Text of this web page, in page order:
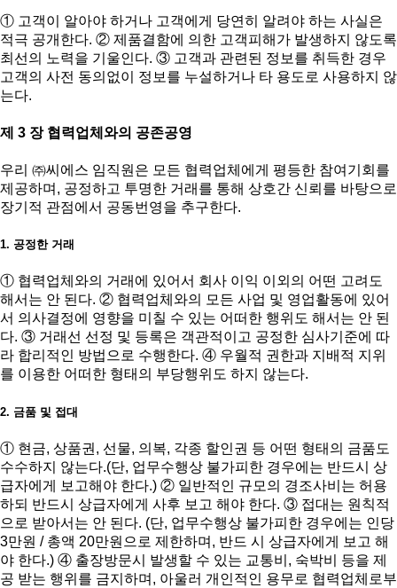
① 고객이 알아야 하거나 고객에게 당연히 알려야 하는 사실은
적극 공개한다. ② 제품결함에 의한 고객피해가 발생하지 않도록
최선의 노력을 기울인다. ③ 고객과 관련된 정보를 취득한 경우
고객의 사전 동의없이 정보를 누설하거나 타 용도로 사용하지 않
는다.
제 3 장 협력업체와의 공존공영
우리 ㈜씨에스 임직원은 모든 협력업체에게 평등한 참여기회를
제공하며, 공정하고 투명한 거래를 통해 상호간 신뢰를 바탕으로
장기적 관점에서 공동번영을 추구한다.
1. 공정한 거래
① 협력업체와의 거래에 있어서 회사 이익 이외의 어떤 고려도
해서는 안 된다. ② 협력업체와의 모든 사업 및 영업활동에 있어
서 의사결정에 영향을 미칠 수 있는 어떠한 행위도 해서는 안 된
다. ③ 거래선 선정 및 등록은 객관적이고 공정한 심사기준에 따
라 합리적인 방법으로 수행한다. ④ 우월적 권한과 지배적 지위
를 이용한 어떠한 형태의 부당행위도 하지 않는다.
2. 금품 및 접대
① 현금, 상품권, 선물, 의복, 각종 할인권 등 어떤 형태의 금품도
수수하지 않는다.(단, 업무수행상 불가피한 경우에는 반드시 상
급자에게 보고해야 한다.) ② 일반적인 규모의 경조사비는 허용
하되 반드시 상급자에게 사후 보고 해야 한다. ③ 접대는 원칙적
으로 받아서는 안 된다. (단, 업무수행상 불가피한 경우에는 인당
3만원 / 총액 20만원으로 제한하며, 반드 시 상급자에게 보고 해
야 한다.) ④ 출장방문시 발생할 수 있는 교통비, 숙박비 등을 제
공 받는 행위를 금지하며, 아울러 개인적인 용무로 협력업체로부